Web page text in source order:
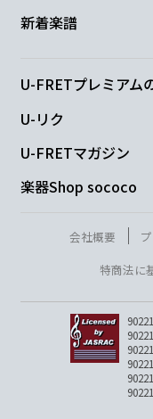
新着楽譜
U-FRETプレミアム
U-リク
U-FRETマガジン
楽器Shop sococo
会社概要
特商法に